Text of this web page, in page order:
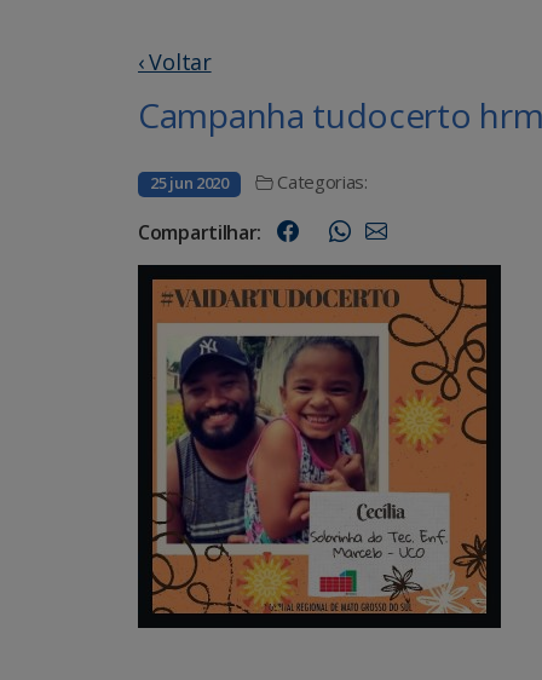
‹ Voltar
Campanha tudocerto
25 jun 2020 Categorias:
Compartilhar: